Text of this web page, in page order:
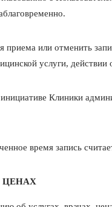
или отменить
услуги,
Клиники
время запись
ЦЕНАХ